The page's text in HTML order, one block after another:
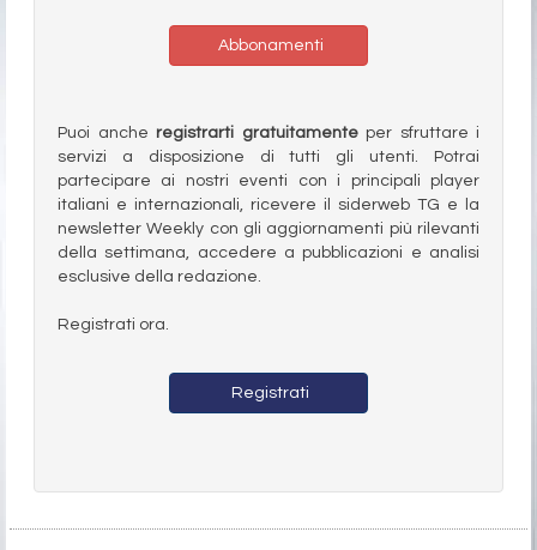
Abbonamenti
Puoi anche registrarti gratuitamenteper sfruttare i
servizi a disposizione di tutti gli utenti. Potrai
partecipare ai nostri eventi con i principali player
italiani e internazionali, ricevere il siderweb TG e la
newsletter Weekly con gli aggiornamenti più rilevanti
della settimana, accedere a pubblicazioni e analisi
esclusive della redazione.
Registrati ora.
Registrati